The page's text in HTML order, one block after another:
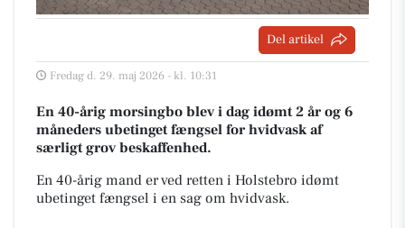
Del artikel
Fredag d. 29. maj 2026 - kl. 10:31
En 40-årig morsingbo blev i dag idømt 2 år og 6
måneders ubetinget fængsel for hvidvask af
særligt grov beskaffenhed.
En 40-årig mand er ved retten i Holstebro idømt
ubetinget fængsel i en sag om hvidvask.